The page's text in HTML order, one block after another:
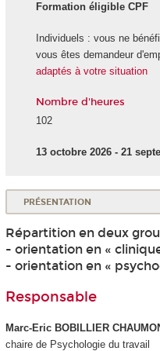
Formation éligible CPF
Individuels : vous ne
vous êtes demandeur
adaptés à votre situation
Nombre d'heures
102
13 octobre 2026 - 21
PRÉSENTATION
Répartition en deux
- orientation en «
- orientation en «
Responsable
Marc-Eric BOBILLIER
chaire de Psychologie du travail